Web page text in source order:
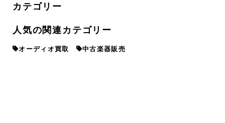
カテゴリー
人気の関連カテゴリー
オーディオ買取 中古楽器販売